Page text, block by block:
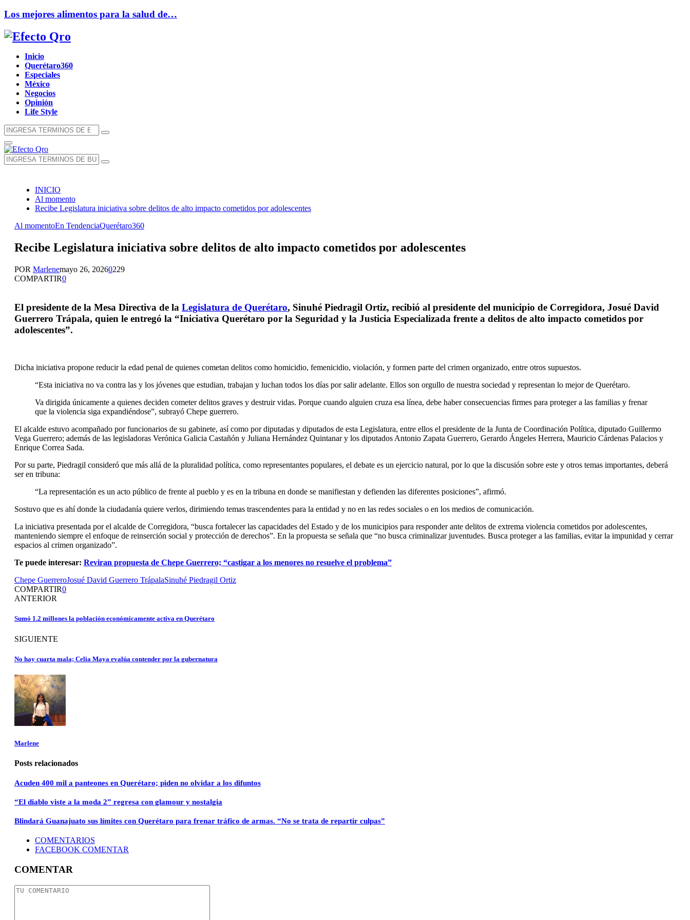
Los mejores alimentos para la salud de…
Facebook
Twitter
Instagram
Youtube
Whatsapp
Inicio
Querétaro360
Especiales
México
Negocios
Opinión
Life Style
Búsqueda
de:
Búsqueda
Menú
Principal
Búsqueda
de:
Búsqueda
INICIO
Al momento
Recibe Legislatura iniciativa sobre delitos de alto impacto cometidos por adolescentes
Al momentoEn TendenciaQuerétaro360
Recibe Legislatura iniciativa sobre delitos de alto impacto cometidos por adolescentes
POR Marlenemayo 26, 20260229
COMPARTIR0
El presidente de la Mesa Directiva de la Legislatura de Querétaro, Sinuhé Piedragil Ortiz, recibió al presidente del municipio de Corregidora, Josué David
Guerrero Trápala, quien le entregó la “Iniciativa Querétaro por la Seguridad y la Justicia Especializada frente a delitos de alto impacto cometidos por
adolescentes”.
Dicha iniciativa propone reducir la edad penal de quienes cometan delitos como homicidio, femenicidio, violación, y formen parte del crimen organizado, entre otros supuestos.
“Esta iniciativa no va contra las y los jóvenes que estudian, trabajan y luchan todos los días por salir adelante. Ellos son orgullo de nuestra sociedad y representan lo mejor de Querétaro.
Va dirigida únicamente a quienes deciden cometer delitos graves y destruir vidas. Porque cuando alguien cruza esa línea, debe haber consecuencias firmes para proteger a las familias y frenar
que la violencia siga expandiéndose”, subrayó Chepe guerrero.
El alcalde estuvo acompañado por funcionarios de su gabinete, así como por diputadas y diputados de esta Legislatura, entre ellos el presidente de la Junta de Coordinación Política, diputado Guillermo
Vega Guerrero; además de las legisladoras Verónica Galicia Castañón y Juliana Hernández Quintanar y los diputados Antonio Zapata Guerrero, Gerardo Ángeles Herrera, Mauricio Cárdenas Palacios y
Enrique Correa Sada.
Por su parte, Piedragil consideró que más allá de la pluralidad política, como representantes populares, el debate es un ejercicio natural, por lo que la discusión sobre este y otros temas importantes, deberá
ser en tribuna:
“La representación es un acto público de frente al pueblo y es en la tribuna en donde se manifiestan y defienden las diferentes posiciones”, afirmó.
Sostuvo que es ahí donde la ciudadanía quiere verlos, dirimiendo temas trascendentes para la entidad y no en las redes sociales o en los medios de comunicación.
La iniciativa presentada por el alcalde de Corregidora, “busca fortalecer las capacidades del Estado y de los municipios para responder ante delitos de extrema violencia cometidos por adolescentes,
manteniendo siempre el enfoque de reinserción social y protección de derechos”. En la propuesta se señala que “no busca criminalizar juventudes. Busca proteger a las familias, evitar la impunidad y cerrar
espacios al crimen organizado”.
Te puede interesar: Reviran propuesta de Chepe Guerrero; “castigar a los menores no resuelve el problema”
Chepe GuerreroJosué David Guerrero TrápalaSinuhé Piedragil Ortiz
COMPARTIR0
ANTERIOR
Sumó 1.2 millones la población económicamente activa en Querétaro
SIGUIENTE
No hay cuarta mala; Celia Maya evalúa contender por la gubernatura
Marlene
Posts relacionados
Acuden 400 mil a panteones en Querétaro; piden no olvidar a los difuntos
“El diablo viste a la moda 2” regresa con glamour y nostalgia
Blindará Guanajuato sus límites con Querétaro para frenar tráfico de armas. “No se trata de repartir culpas”
COMENTARIOS
FACEBOOK COMENTAR
COMENTAR